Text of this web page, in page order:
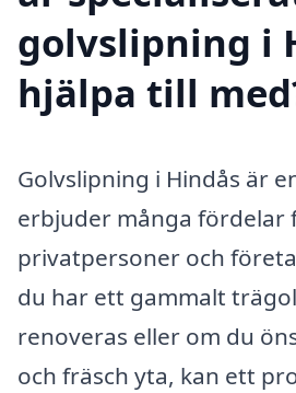
golvslipning i
hjälpa till
Golvslipning i Hindås är
erbjuder många fördelar
privatpersoner och
du har ett gammalt
renoveras eller om du
och fräsch yta, kan ett